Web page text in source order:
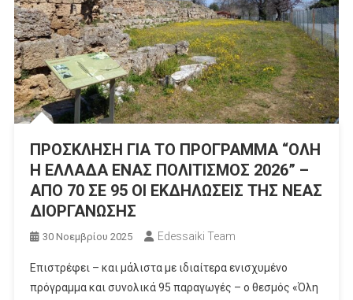
ΠΡΟΣΚΛΗΣΗ ΓΙΑ ΤΟ ΠΡΟΓΡΑΜΜΑ “ΟΛΗ
Η ΕΛΛΑΔΑ ΕΝΑΣ ΠΟΛΙΤΙΣΜΟΣ 2026” –
ΑΠΟ 70 ΣΕ 95 ΟΙ ΕΚΔΗΛΩΣΕΙΣ ΤΗΣ ΝΕΑΣ
ΔΙΟΡΓΑΝΩΣΗΣ
30 Νοεμβρίου 2025 Edessaiki Team
Επιστρέφει – και μάλιστα με ιδιαίτερα ενισχυμένο
πρόγραμμα και συνολικά 95 παραγωγές – ο θεσμός «Όλη